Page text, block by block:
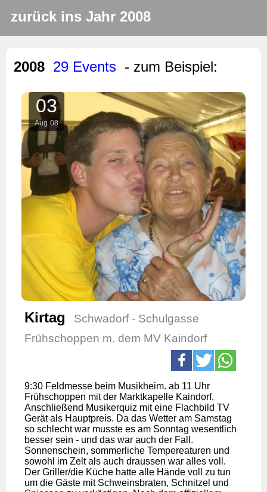
zurück ins Jahr 2008
2008 29 Events - zum Beispiel:
03
Aug 08
Kirtag
Schwadorf - Schulgasse
Frühschoppen m. dem MV Kaindorf
9:30 Feldmesse beim Musikheim. ab 11 Uhr
Frühschoppen mit der Marktkapelle Kaindorf.
Anschließend Musikerquiz mit eine Flachbild TV
Gerät als Hauptpreis. Da das Wetter am Samstag
so schlecht war musste es am Sonntag wesentlich
besser sein - und das war auch der Fall.
Sonnenschein, sommerliche Tempereaturen und
sowohl im Zelt als auch draussen war alles voll.
Der Griller/die Küche hatte alle Hände voll zu tun
um die Gäste mit Schweinsbraten, Schnitzel und